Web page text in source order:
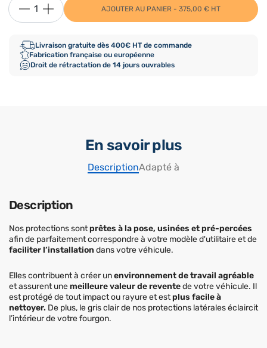
AJOUTER AU PANIER - 375,00 € HT
Livraison gratuite dès 400€ HT de commande
Fabrication française ou européenne
Droit de rétractation de 14 jours ouvrables
En savoir plus
DescriptionAdapté à
Description
Nos protections sontprêtes à la pose, usinées et pré-percées
afin de parfaitement correspondre à votre modèle d'utilitaire et de
faciliter l’installation dans votre véhicule.
Elles contribuent à créer unenvironnement de travail agréable
et assurent unemeilleure valeur de reventede votre véhicule. Il
est protégé de tout impact ou rayure et estplus facile à
nettoyer. De plus, le gris clair de nos protections latérales éclaircit
l’intérieur de votre fourgon.